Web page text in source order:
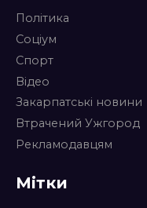
Політика
Соціум
Спорт
Відео
Закарпатські новини
Втрачений Ужгород
Рекламодавцям
Мітки